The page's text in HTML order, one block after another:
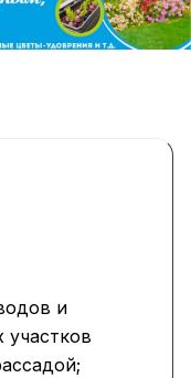
и
участков